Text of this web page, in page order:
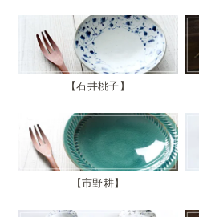
石井桃子
市野耕